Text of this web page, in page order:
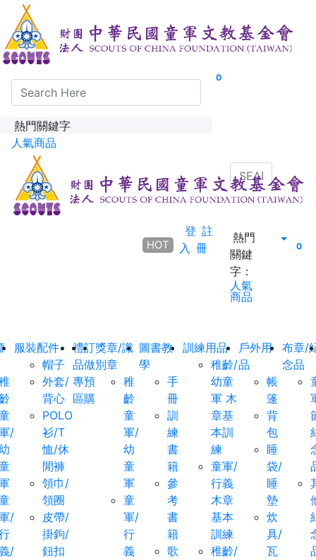
熱門關鍵字
人氣商品
0
HOT
登
入
註
冊
熱門
關鍵
字：
人氣
商品
0
/
/
/
服裝配件
帽子
外套/
背心
POLO
衫/T
恤/休
閒褲
領巾/
領圈
皮帶/
掛鉤/
鈕扣
禮
品
專
區
訂
做
預
購
獎章/識
別章
稚
齡
童
軍/
幼
童
軍
童
軍/
行
義
圖書教
學
手
冊
訓
練
書
籍
參
考
書
籍
歌
訓練用品
稚齡/
幼童
軍 木
章基
本訓
練
童軍/
行義
木章
基本
訓練
稚齡/
戶外用
品
帳
篷
背
包
睡
袋/
睡
墊
炊
具/
瓦
布章/
念品